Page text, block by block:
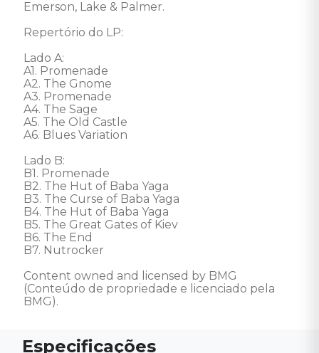
Emerson, Lake & Palmer.
Repertório do LP:
Lado A:
A1. Promenade
A2. The Gnome
A3. Promenade
A4. The Sage
A5. The Old Castle
A6. Blues Variation
Lado B:
B1. Promenade
B2. The Hut of Baba Yaga
B3. The Curse of Baba Yaga
B4. The Hut of Baba Yaga
B5. The Great Gates of Kiev
B6. The End
B7. Nutrocker
Content owned and licensed by BMG
(Conteúdo de propriedade e licenciado pela
BMG).